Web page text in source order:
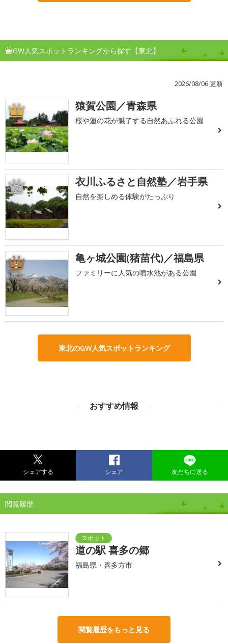
GW人気スポットランキングから探す【東北】
2026/08/06 更新
1 猿賀公園／青森県
桜や蓮の花が魅了する自然あふれる公園
2 衣川ふるさと自然塾／岩手県
自然を楽しめる体験がたっぷり
3 亀ヶ城公園(猪苗代)／福島県
ファミリーに人気の噴水池がある公園
東北のGW人気スポットランキング
おすすめ情報
シェアする シェア 友だちに送る
閲覧履歴
道の駅 喜多の郷
福島県・喜多方市
閲覧履歴をもっと見る